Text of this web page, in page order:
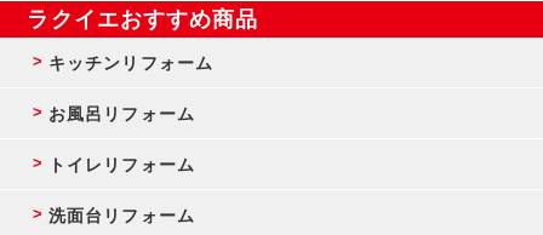
ラクイエおすすめ商品
キッチンリフォーム
お風呂リフォーム
トイレリフォーム
洗面台リフォーム